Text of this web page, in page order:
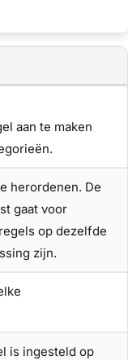
aan te maken
herordenen. De
gaat voor
op dezelfde
zijn.
is ingesteld op